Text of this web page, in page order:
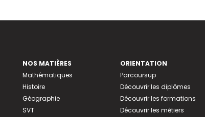
NOS MATIÈRES
Mathématiques
Histoire
Géographie
SVT
ORIENTATION
Parcoursup
Découvrir les diplômes
Découvrir les formations
Découvrir les métiers